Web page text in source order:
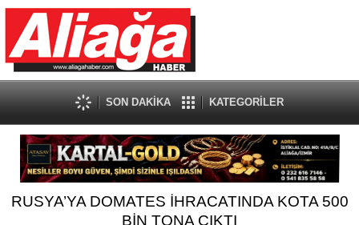
SON DAKİKA KATEGORİLER
RUSYA’YA DOMATES İHRACATINDA KOTA 500
BİN TONA ÇIKTI